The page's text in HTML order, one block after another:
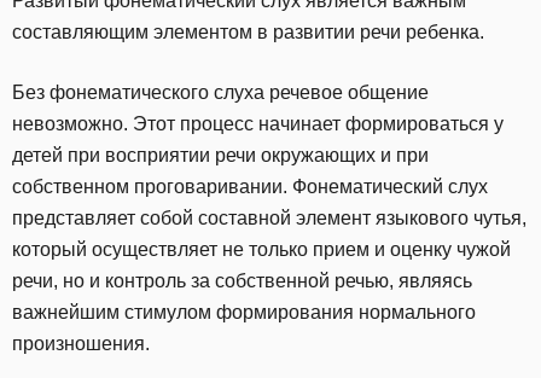
составляющим элементом в развитии речи ребенка.
Без фонематического слуха речевое общение
невозможно. Этот процесс начинает формироваться у
детей при восприятии речи окружающих и при
собственном проговаривании. Фонематический слух
представляет собой составной элемент языкового чутья,
который осуществляет не только прием и оценку чужой
речи, но и контроль за собственной речью, являясь
важнейшим стимулом формирования нормального
произношения.